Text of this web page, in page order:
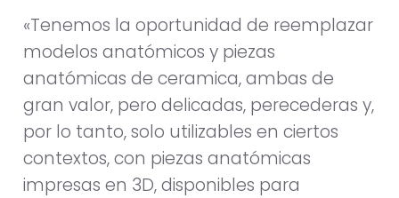
«Tenemos la oportunidad de reemplazar
modelos anatómicos y piezas
anatómicas de ceramica, ambas de
gran valor, pero delicadas, perecederas y,
por lo tanto, solo utilizables en ciertos
contextos, con piezas anatómicas
impresas en 3D, disponibles para